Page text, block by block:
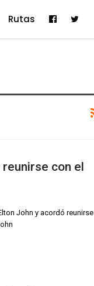
Rutas
con el
John y acordó reunirse